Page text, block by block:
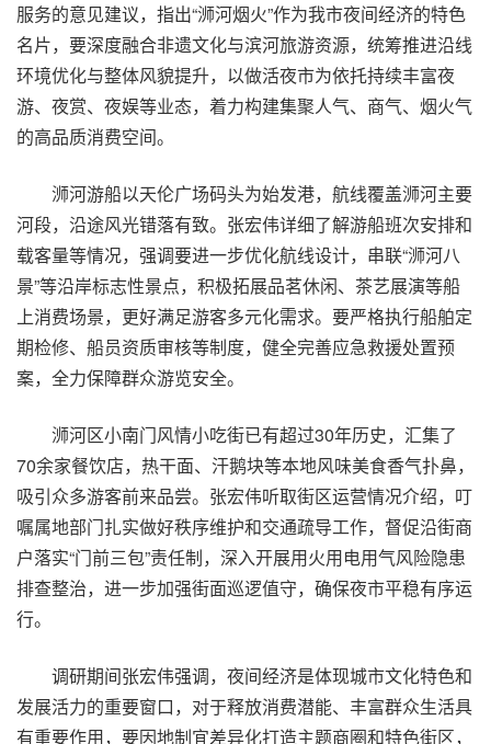
服务的意见建议，指出“浉河烟火”作为我市夜间经济的特色
名片，要深度融合非遗文化与滨河旅游资源，统筹推进沿线
环境优化与整体风貌提升，以做活夜市为依托持续丰富夜
游、夜赏、夜娱等业态，着力构建集聚人气、商气、烟火气
的高品质消费空间。
浉河游船以天伦广场码头为始发港，航线覆盖浉河主要
河段，沿途风光错落有致。张宏伟详细了解游船班次安排和
载客量等情况，强调要进一步优化航线设计，串联“浉河八
景”等沿岸标志性景点，积极拓展品茗休闲、茶艺展演等船
上消费场景，更好满足游客多元化需求。要严格执行船舶定
期检修、船员资质审核等制度，健全完善应急救援处置预
案，全力保障群众游览安全。
浉河区小南门风情小吃街已有超过30年历史，汇集了
70余家餐饮店，热干面、汗鹅块等本地风味美食香气扑鼻，
吸引众多游客前来品尝。张宏伟听取街区运营情况介绍，叮
嘱属地部门扎实做好秩序维护和交通疏导工作，督促沿街商
户落实“门前三包”责任制，深入开展用火用电用气风险隐患
排查整治，进一步加强街面巡逻值守，确保夜市平稳有序运
行。
调研期间张宏伟强调，夜间经济是体现城市文化特色和
发展活力的重要窗口，对于释放消费潜能、丰富群众生活具
有重要作用，要因地制宜差异化打造主题商圈和特色街区，